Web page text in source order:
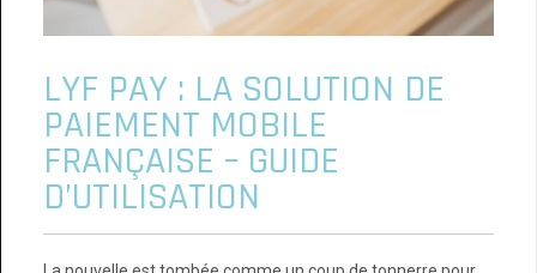
LYF PAY : LA SOLUTION DE
PAIEMENT MOBILE
FRANÇAISE – GUIDE
D’UTILISATION